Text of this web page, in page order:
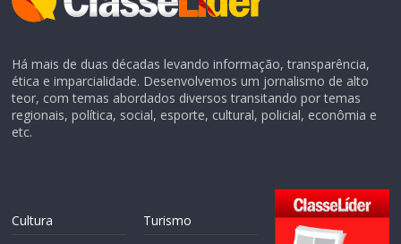
Há mais de duas décadas levando informação, transparência,
ética e imparcialidade. Desenvolvemos um jornalismo de alto
teor, com temas abordados diversos transitando por temas
regionais, política, social, esporte, cultural, policial, econômia e
etc.
Cultura
Turismo